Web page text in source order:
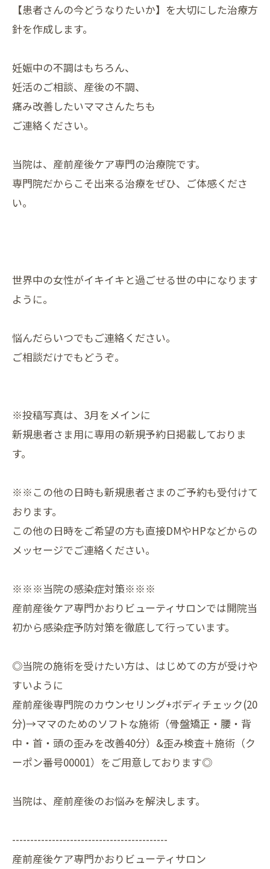
【患者さんの今どうなりたいか】を大切にした治療方
針を作成します。
妊娠中の不調はもちろん、
妊活のご相談、産後の不調、
痛み改善したいママさんたちも
ご連絡ください。
当院は、産前産後ケア専門の治療院です。
専門院だからこそ出来る治療をぜひ、ご体感くださ
い。
世界中の女性がイキイキと過ごせる世の中になります
ように。
悩んだらいつでもご連絡ください。
ご相談だけでもどうぞ。
※投稿写真は、3月をメインに
新規患者さま用に専用の新規予約日掲載しておりま
す。
※※この他の日時も新規患者さまのご予約も受付けて
おります。
この他の日時をご希望の方も直接DMやHPなどからの
メッセージでご連絡ください。
※※※当院の感染症対策※※※
産前産後ケア専門かおりビューティサロンでは開院当
初から感染症予防対策を徹底して行っています。
◎当院の施術を受けたい方は、はじめての方が受けや
すいように
産前産後専門院のカウンセリング+ボディチェック(20
分)→ママのためのソフトな施術（骨盤矯正・腰・背
中・首・頭の歪みを改善40分）&歪み検査＋施術（ク
ーポン番号00001）をご用意しております◎
当院は、産前産後のお悩みを解決します。
-------------------------------------------
産前産後ケア専門かおりビューティサロン